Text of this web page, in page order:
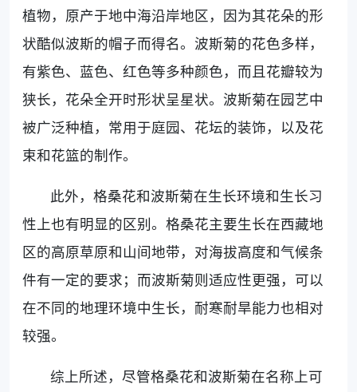
植物，原产于地中海沿岸地区，因为其花朵的形
状酷似波斯的帽子而得名。波斯菊的花色多样，
有紫色、蓝色、红色等多种颜色，而且花瓣较为
狭长，花朵全开时形状呈星状。波斯菊在园艺中
被广泛种植，常用于庭园、花坛的装饰，以及花
束和花篮的制作。
此外，格桑花和波斯菊在生长环境和生长习
性上也有明显的区别。格桑花主要生长在西藏地
区的高原草原和山间地带，对海拔高度和气候条
件有一定的要求；而波斯菊则适应性更强，可以
在不同的地理环境中生长，耐寒耐旱能力也相对
较强。
综上所述，尽管格桑花和波斯菊在名称上可